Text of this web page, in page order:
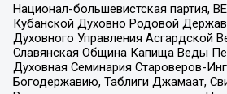
Национал-большевистская партия,
Кубанской Духовно Родовой
Духовного Управления Асгардской
Славянская Община Капища Веды
Духовная Семинария Староверов-
Богодержавию, Таблиги Джамаат,